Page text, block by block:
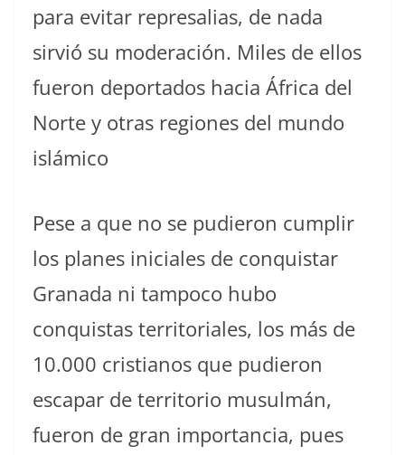
para evitar represalias, de nada
sirvió su moderación. Miles de ellos
fueron deportados hacia África del
Norte y otras regiones del mundo
islámico
Pese a que no se pudieron cumplir
los planes iniciales de conquistar
Granada ni tampoco hubo
conquistas territoriales, los más de
10.000 cristianos que pudieron
escapar de territorio musulmán,
fueron de gran importancia, pues